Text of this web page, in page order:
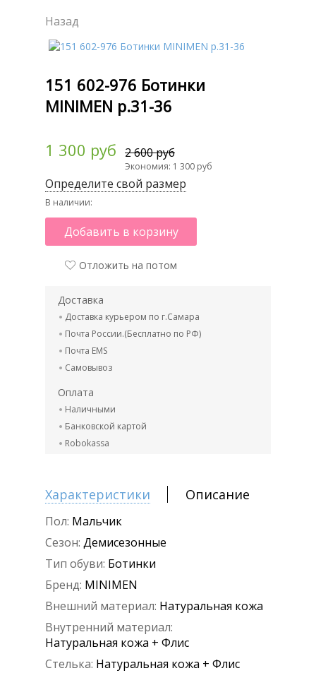
Назад
151 602-976 Ботинки
MINIMEN р.31-36
1 300 руб 2 600 руб
Экономия: 1 300 руб
Определите свой размер
В наличии:
Добавить в корзину
Отложить на потом
Доставка
Доставка курьером по г.Самара
Почта России.(Бесплатно по РФ)
Почта EMS
Самовывоз
Оплата
Наличными
Банковской картой
Robokassa
Характеристики Описание
Пол: Мальчик
Сезон: Демисезонные
Тип обуви: Ботинки
Бренд: MINIMEN
Внешний материал: Натуральная кожа
Внутренний материал:
Натуральная кожа + Флис
Стелька: Натуральная кожа + Флис